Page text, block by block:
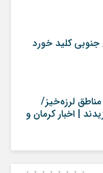
جنوبی کلید خورد
لرزه‌خیز/
فارغان با زلزله ۴.۱ لرزیدند | اخبار کرمان و